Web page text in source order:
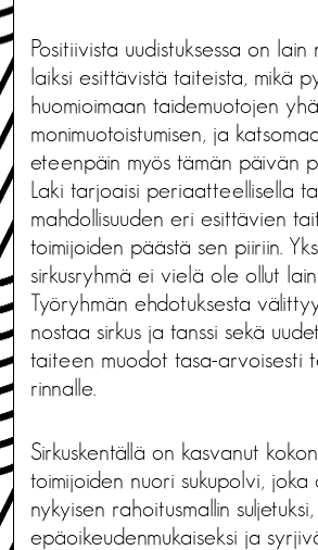
Positiivista uudistuksessa on lain
laiksi esittävistä taiteista, mikä
huomioimaan taidemuotojen
monimuotoistumisen, ja
eteenpäin myös tämän päivän
Laki tarjoaisi periaatteellisella
mahdollisuuden eri esittävien
toimijoiden päästä sen piiriin.
sirkusryhmä ei vielä ole ollut lain
Työryhmän ehdotuksesta
nostaa sirkus ja tanssi sekä
taiteen muodot tasa-arvoisesti
rinnalle.
Sirkuskentällä on kasvanut
toimijoiden nuori sukupolvi, joka
nykyisen rahoitusmallin suljetuksi,
epäoikeudenmukaiseksi ja